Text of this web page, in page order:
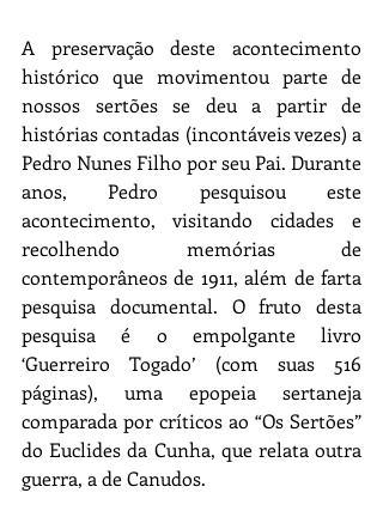
A preservação deste acontecimento
histórico que movimentou parte de
nossos sertões se deu a partir de
histórias contadas (incontáveis vezes) a
Pedro Nunes Filho por seu Pai. Durante
anos, Pedro pesquisou este
acontecimento, visitando cidades e
recolhendo memórias de
contemporâneos de 1911, além de farta
pesquisa documental. O fruto desta
pesquisa é o empolgante livro
‘Guerreiro Togado’ (com suas 516
páginas), uma epopeia sertaneja
comparada por críticos ao “Os Sertões”
do Euclides da Cunha, que relata outra
guerra, a de Canudos.